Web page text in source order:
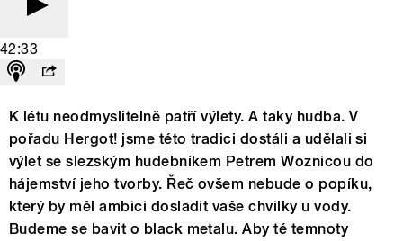
42:33
K létu neodmyslitelně patří výlety. A taky hudba. V
pořadu Hergot! jsme této tradici dostáli a udělali si
výlet se slezským hudebníkem Petrem Woznicou do
hájemství jeho tvorby. Řeč ovšem nebude o popíku,
který by měl ambici dosladit vaše chvilky u vody.
Budeme se bavit o black metalu. Aby té temnoty